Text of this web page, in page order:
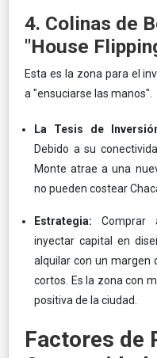
4. Colinas de
"House
Esta es la zona para el
a "ensuciarse las manos".
La Tesis de
Debido a su
Monte atrae a una
no pueden costear
Estrategia: Comprar
inyectar capital en
alquilar con un margen
cortos. Es la zona con
positiva de la ciudad.
Factores de